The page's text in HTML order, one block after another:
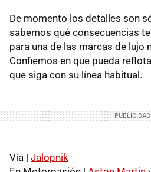
De momento los detalles son
sabemos qué consecuencias
para una de las marcas de lujo
Confiemos en que pueda
que siga con su línea habitual.
Vía | Jalopnik